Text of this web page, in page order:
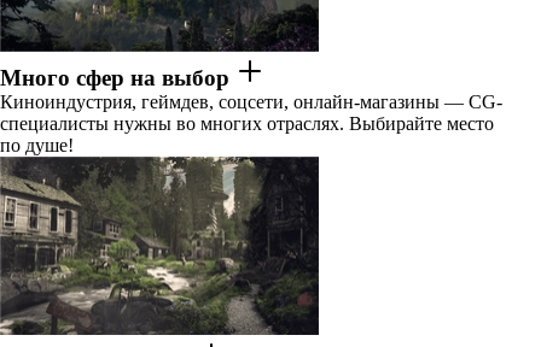
Много сфер на выбор
Киноиндустрия, геймдев, соцсети, онлайн-магазины — CG-
специалисты нужны во многих отраслях. Выбирайте место
по душе!